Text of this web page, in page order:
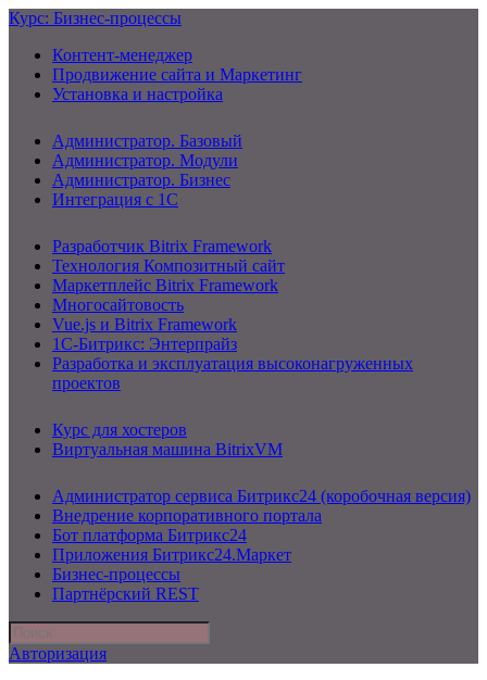
Курс: Бизнес-процессы
Контент-менеджер
Продвижение сайта и Маркетинг
Установка и настройка
Администратор. Базовый
Администратор. Модули
Администратор. Бизнес
Интеграция с 1С
Разработчик Bitrix Framework
Технология Композитный сайт
Маркетплейс Bitrix Framework
Многосайтовость
Vue.js и Bitrix Framework
1С-Битрикс: Энтерпрайз
Разработка и эксплуатация высоконагруженных
проектов
Курс для хостеров
Виртуальная машина BitrixVM
Администратор сервиса Битрикс24 (коробочная версия)
Внедрение корпоративного портала
Бот платформа Битрикс24
Приложения Битрикс24.Маркет
Бизнес-процессы
Партнёрский REST
Авторизация